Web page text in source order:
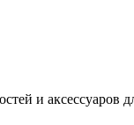
и аксессуаров